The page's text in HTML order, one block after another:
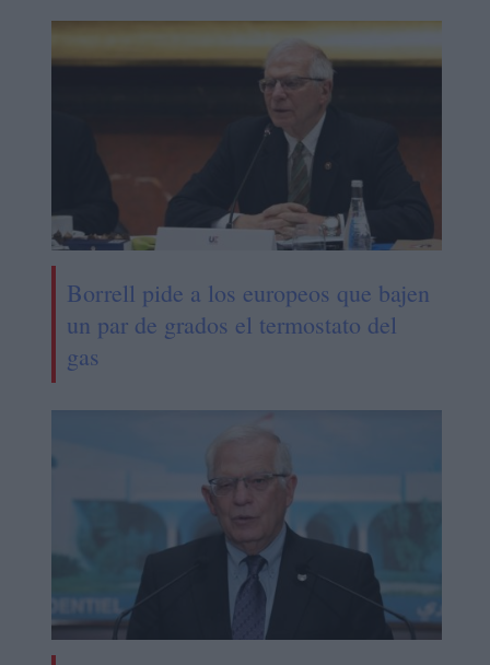
Borrell pide a los europeos que bajen
un par de grados el termostato del
gas